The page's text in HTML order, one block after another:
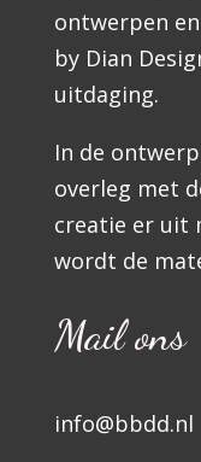
ontwerpen
by Dian
uitdaging.
In de
overleg met
creatie er uit
wordt de
Mail ons
info@bbdd.nl